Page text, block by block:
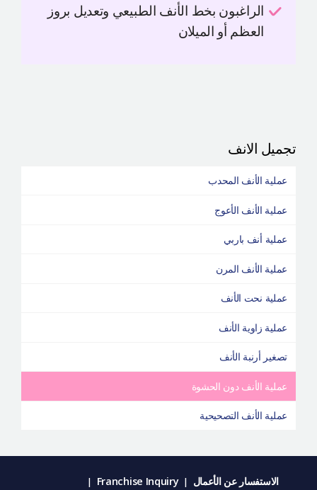
الراغبون بخط الأنف الطبيعي وتعديل بروز
العظم أو الميلان
تجميل الانف
عملية الأنف المحدب
عملية الأنف الأعوج
عملية أنف باربي
عملية الأنف المرن
عملية نحت الأنف
عملية زاوية الأنف
تصغير أرنبة الأنف
عملية الأنف دون الحشوة
عملية الأنف التصحيحية
الاستفسار عن الأعمال |
Franchise Inquiry
|